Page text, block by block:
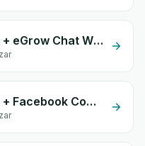
WooCommerce + eGrow Chat Widget
WooCommerce + Facebook Commerce